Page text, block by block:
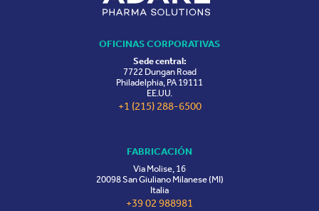
OFICINAS CORPORATIVAS
Sede central:
7722 Dungan Road
Philadelphia, PA 19111
EE.UU.
+1 (215) 288-6500
FABRICACIÓN
Via Molise, 16
20098 San Giuliano Milanese (MI)
Italia
+39 02 988981